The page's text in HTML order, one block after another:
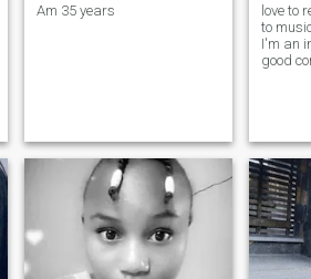
Am 35 years
love to
to
I'm an
good